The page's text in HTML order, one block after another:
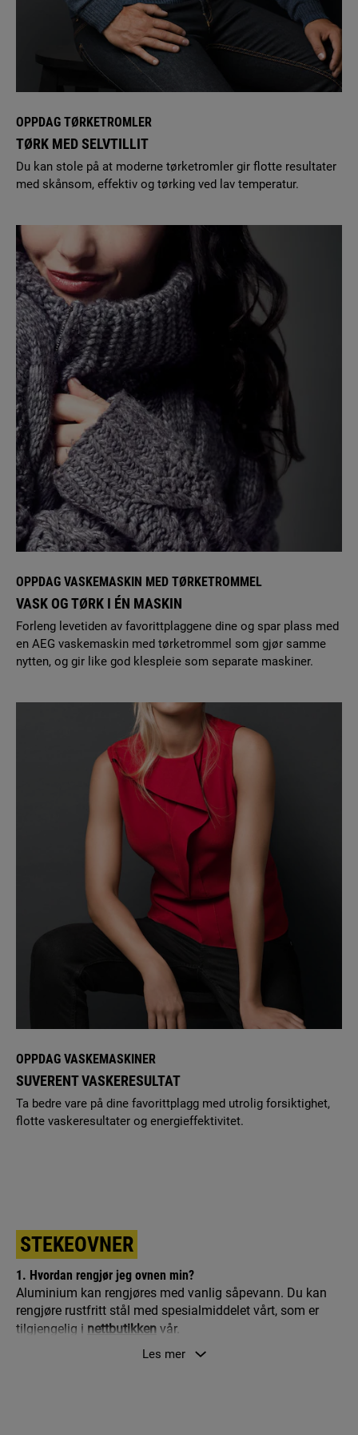
Dersom du ikke har kunnet løse problemet med
feilsøkeren, sender vi gjerne en autorisert servicetekniker.
skjemaet
for å avtale service.
6. Hvor kan jeg finne bruksanvisningen for tørketrommelen
min?
Med modell- og produktnummeret tilgjengelig, kan du
laste ned en ny bruksanvisning
OPPDAG TØRKETROMLER
TØRK MED SELVTILLIT
Du kan stole på at moderne tørketromler gir flotte resultater
med skånsom, effektiv og tørking ved lav temperatur.
OPPDAG VASKEMASKIN MED TØRKETROMMEL
VASK OG TØRK I ÉN MASKIN
Forleng levetiden av favorittplaggene dine og spar plass med
en AEG vaskemaskin med tørketrommel som gjør samme
nytten, og gir like god klespleie som separate maskiner.
OPPDAG VASKEMASKINER
SUVERENT VASKERESULTAT
Ta bedre vare på dine favorittplagg med utrolig forsiktighet,
flotte vaskeresultater og energieffektivitet.
STEKEOVNER
1. Hvordan rengjør jeg ovnen min?
Aluminium kan rengjøres med vanlig såpevann. Du kan
rengjøre rustfritt stål med spesialmiddelet vårt, som er
tilgjengelig i nettbutikken vår.
2. Hvorfor finner jeg ikke ovnen min på nettstedet?
Les mer